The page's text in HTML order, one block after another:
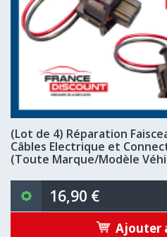
(Lot de 4) Réparation
Câbles Electrique et
(Toute Marque/Modèle
16,90 €
Ajouter